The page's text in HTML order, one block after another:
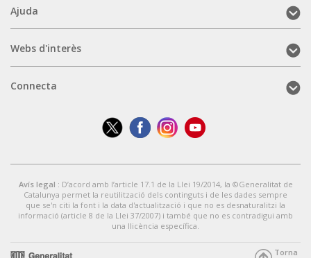
Ajuda
(mobile)
Ajuda
Webs
d'interès
Webs d'interès
Connecta
Connecta
Avís legal : D’acord amb l’article 17.1 de la Llei 19/2014, la ©Generalitat de
Catalunya permet la reutilització dels continguts i de les dades sempre
que se'n citi la font i la data d'actualització i que no es desnaturalitzi la
informació (article 8 de la Llei 37/2007) i també que no es contradigui amb
una llicència específica.
Torna